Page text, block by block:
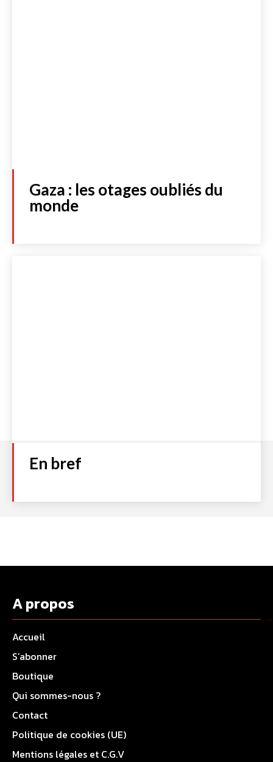
Gaza : les otages oubliés du
monde
En bref
A propos
Accueil
S’abonner
Boutique
Qui sommes-nous ?
Contact
Politique de cookies (UE)
Mentions légales et C.G.V